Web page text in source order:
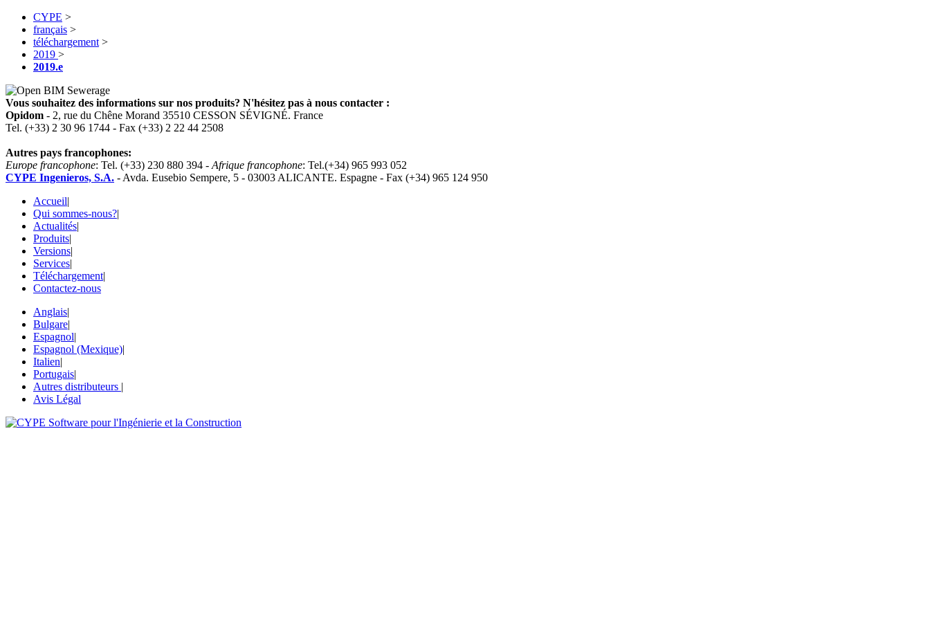
CYPE >
français >
téléchargement >
2019 >
2019.e
Vous souhaitez des informations sur nos produits? N'hésitez pas à nous contacter :
Opidom - 2, rue du Chêne Morand 35510 CESSON SÉVIGNÉ. France
Tel. (+33) 2 30 96 1744 - Fax (+33) 2 22 44 2508
Autres pays francophones:
Europe francophone: Tel. (+33) 230 880 394 - Afrique francophone: Tel.(+34) 965 993 052
CYPE Ingenieros, S.A. - Avda. Eusebio Sempere, 5 - 03003 ALICANTE. Espagne - Fax (+34) 965 124 950
Accueil|
Qui sommes-nous?|
Actualités|
Produits|
Versions|
Services|
Téléchargement|
Contactez-nous
Anglais|
Bulgare|
Espagnol|
Espagnol (Mexique)|
Italien|
Portugais|
Autres distributeurs |
Avis Légal